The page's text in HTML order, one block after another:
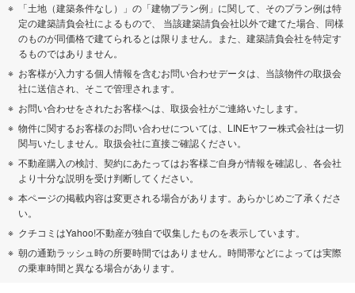
「土地（建築条件なし）」の「建物プラン例」に関して、そのプラン例は特
定の建築請負会社によるもので、 当該建築請負会社以外で建てた場合、同様
のものが同価格で建てられるとは限りません。また、建築請負会社を特定す
るものではありません。
お客様が入力する個人情報を含むお問い合わせデータは、当該物件の取扱会
社に送信され、そこで管理されます。
お問い合わせをされたお客様へは、取扱会社がご連絡いたします。
物件に関するお客様のお問い合わせについては、LINEヤフー株式会社は一切
関与いたしません。取扱会社に直接ご確認ください。
不動産購入の検討、契約にあたってはお客様ご自身が情報を確認し、各会社
より十分な説明を受け判断してください。
本ページの掲載内容は変更される場合があります。あらかじめご了承くださ
い。
クチコミはYahoo!不動産が独自で収集したものを表示しています。
朝の通勤ラッシュ時の所要時間ではありません。時間帯などによっては実際
の乗車時間と異なる場合があります。